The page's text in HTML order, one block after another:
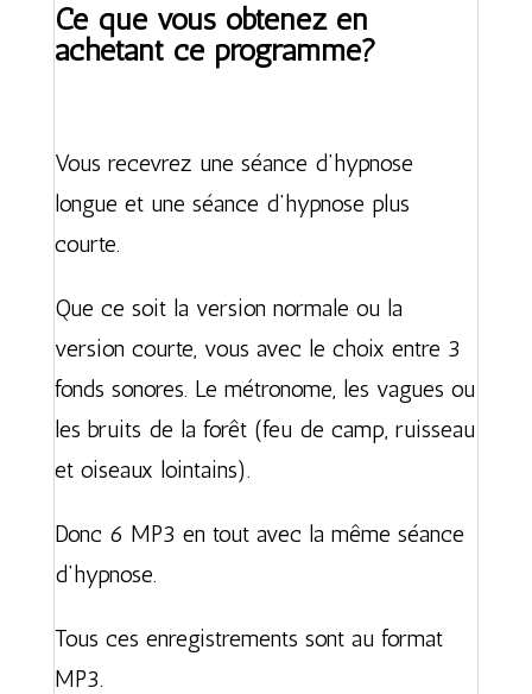
Ce que vous obtenez en
achetant ce programme?
Vous recevrez une séance d’hypnose
longue et une séance d’hypnose plus
courte.
Que ce soit la version normale ou la
version courte, vous avec le choix entre 3
fonds sonores. Le métronome, les vagues ou
les bruits de la forêt (feu de camp, ruisseau
et oiseaux lointains).
Donc 6 MP3 en tout avec la même séance
d’hypnose.
Tous ces enregistrements sont au format
MP3.